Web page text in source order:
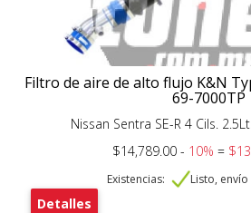
Filtro de aire de alto flujo K&N
69-7000TP
Nissan Sentra SE-R 4 Cils.
$14,789.00 - 10%=
Existencias: Listo,
Detalles